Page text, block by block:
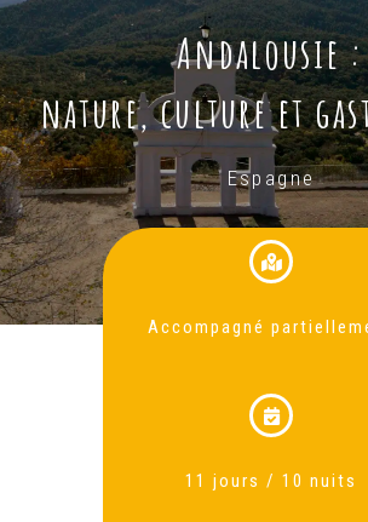
Andalousie :
nature, culture et
Espagne
Accompagné
11 jours / 10 nuits